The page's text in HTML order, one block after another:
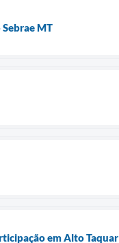
MT
em Alto Taquar